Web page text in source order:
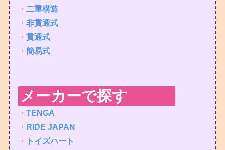
・ 二重構造
・ 非貫通式
・ 貫通式
・ 簡易式
メーカーで探す
・ TENGA
・ RIDE JAPAN
・
トイズハート